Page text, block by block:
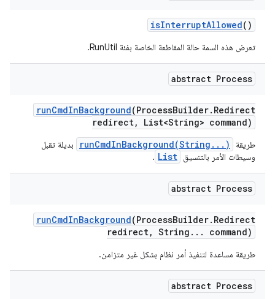
isInterruptAllowed()
تعرض هذه السمة حالة المقاطعة الخاصة بفئة RunUtil.
abstract Process
runCmdInBackground(ProcessBuilder. Redirect
redirect, List<String> command)
طريقة runCmdInBackground(String...)
بديلة تقبل
وسيطات الأمر بالتنسيق List
.
abstract Process
runCmdInBackground(ProcessBuilder. Redirect
redirect, String . . . command)
طريقة مساعدة لتنفيذ أمر نظام بشكل غير متزامن.
abstract Process